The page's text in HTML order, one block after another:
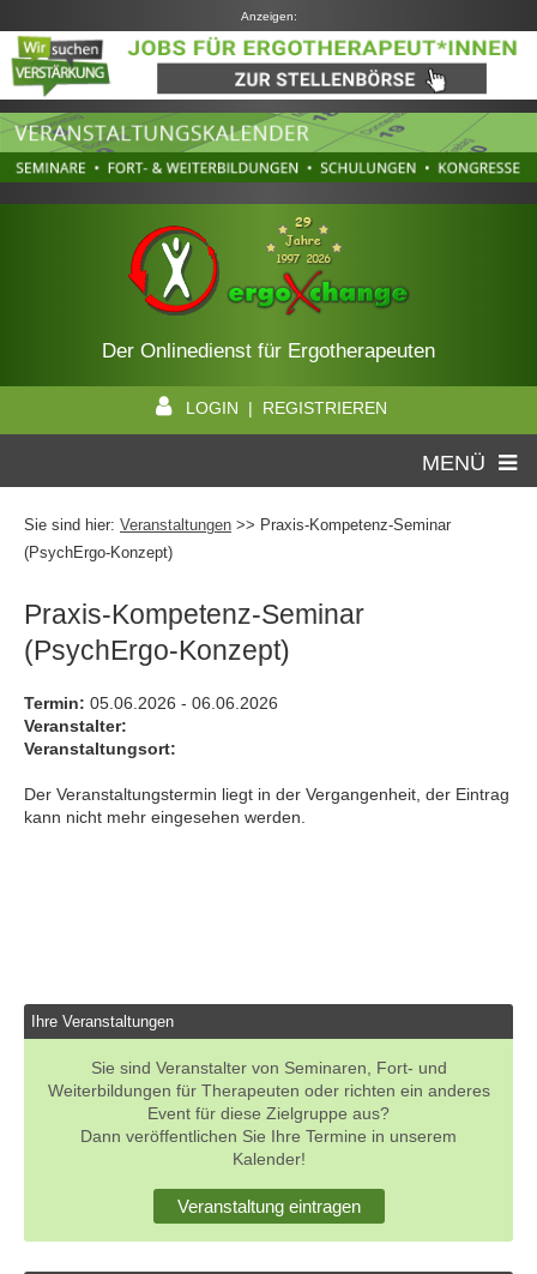
Anzeigen:
Der Onlinedienst für Ergotherapeuten
LOGIN | REGISTRIEREN
MENÜ
Sie sind hier: Veranstaltungen >> Praxis-Kompetenz-Seminar
(PsychErgo-Konzept)
Praxis-Kompetenz-Seminar
(PsychErgo-Konzept)
Termin: 05.06.2026 - 06.06.2026
Veranstalter:
Veranstaltungsort:
Der Veranstaltungstermin liegt in der Vergangenheit, der Eintrag
kann nicht mehr eingesehen werden.
Ihre Veranstaltungen
Sie sind Veranstalter von Seminaren, Fort- und
Weiterbildungen für Therapeuten oder richten ein anderes
Event für diese Zielgruppe aus?
Dann veröffentlichen Sie Ihre Termine in unserem
Kalender!
Veranstaltung eintragen